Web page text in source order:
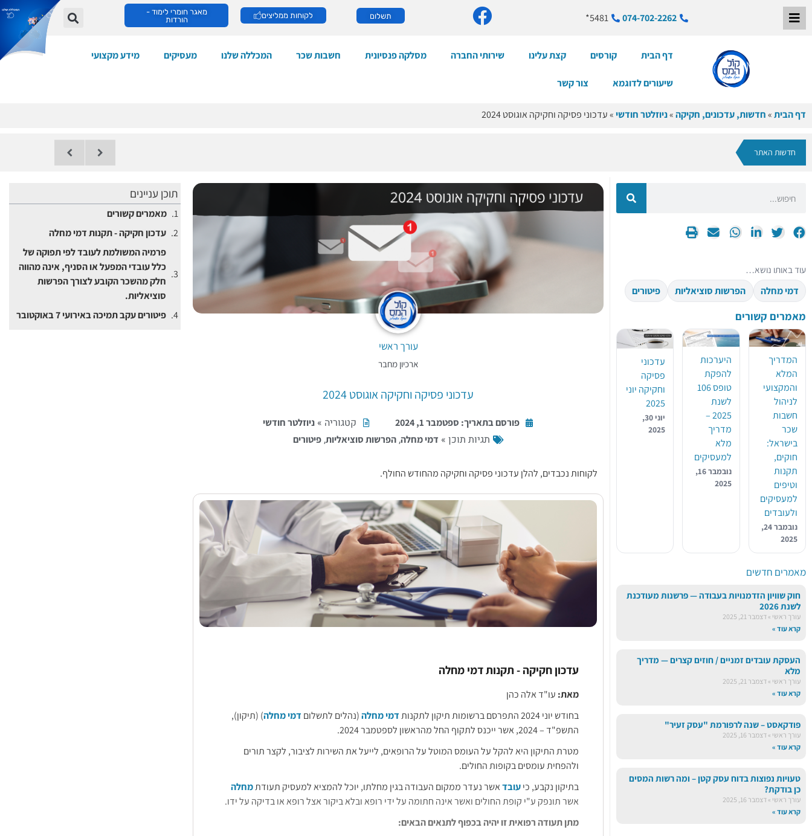
074-702-2262
5481* תשלום לקוחות ממליצים
מאגר חומרי לימוד -
הורדות
דף הבית קורסים קצת עלינו שירותי החברה מסלקה פנסיונית חשבות שכר המכללה שלנו מעסיקים מידע מקצועי
שיעורים לדוגמא צור קשר
דף הבית»חדשות, עדכונים, חקיקה»ניוזלטר חודשי»עדכוני פסיקה וחקיקה אוגוסט 2024
חדשות האתר
עוד באותו נושא…
דמי מחלה הפרשות סוציאליות פיטורים
מאמרים קשורים
המדריך
המלא
והמקצועי
לניהול
חשבות
שכר
בישראל:
חוקים,
תקנות
וטיפים
למעסיקים
ולעובדים
נובמבר 24,
2025
היערכות
להפקת
טופס 106
לשנת
2025 –
מדריך
מלא
למעסיקים
נובמבר 16,
2025
עדכוני
פסיקה
וחקיקה יוני
2025
יוני 30,
2025
מאמרים חדשים
חוק שוויון הזדמנויות בעבודה — פרשנות מעודכנת
לשנת 2026
עורך ראשי
דצמבר 21, 2025
קרא עוד »
העסקת עובדים זמניים / חוזים קצרים — מדריך
מלא
עורך ראשי
דצמבר 21, 2025
קרא עוד »
פודקאסט – שנה לרפורמת "עסק זעיר"
עורך ראשי
דצמבר 16, 2025
קרא עוד »
טעויות נפוצות בדוח עסק קטן – ומה רשות המסים
כן בודקת?
עורך ראשי
דצמבר 16, 2025
קרא עוד »
עורך ראשי
ארכיון מחבר
עדכוני פסיקה וחקיקה אוגוסט 2024
פורסם בתאריך: ספטמבר 1, 2024 קטגוריה » ניוזלטר חודשי
תגיות תוכן » דמי מחלה,הפרשות סוציאליות,פיטורים
לקוחות נכבדים, להלן עדכוני פסיקה וחקיקה מהחודש החולף.
עדכון חקיקה - תקנות דמי מחלה
מאת: עו"ד אלה כהן
בחודש יוני 2024 התפרסם ברשומות תיקון לתקנות
דמי מחלה(נהלים לתשלום דמי מחלה) (תיקון),
התשפ"ד – 2024, אשר ייכנס לתקוף החל מהראשון לספטמבר 2024.
מטרת התיקון היא להקל על העומס המוטל על הרופאים, לייעל את השירות לציבור, לקצר תורים
ולהפחית עומסים בקופות החולים.
בתיקון נקבע, כיעובדאשר נעדר ממקום העבודה בגין מחלתו, יוכל להמציא למעסיק תעודתמחלה
אשר תונפק ע"י קופת החולים ואשר אינה חתומה על ידי רופא ובלא ביקור אצל רופא או בדיקה על ידו.
מתן תעודה רפואית זו יהיה בכפוף לתנאים הבאים:
תוכן עניינים
מאמרים קשורים
עדכון חקיקה - תקנות דמי מחלה
פרמיה המשולמת לעובד לפי תפוקה של
כלל עובדי המפעל או הסניף, אינה מהווה
חלק מהשכר הקובע לצורך הפרשות
סוציאליות.
פיטורים עקב תמיכה באירועי 7 באוקטובר